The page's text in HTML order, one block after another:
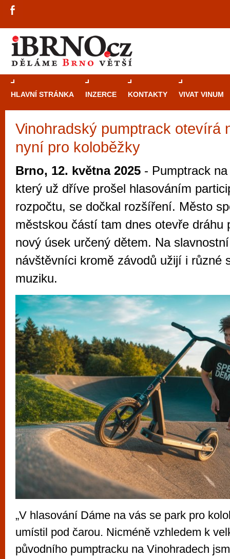
HLAVNÍ STRÁNKA INZERCE KONTAKTY VIVAT VINUM
Vinohradský pumptrack otevírá
nyní pro koloběžky
Brno, 12. května 2025 - Pumptrack
který už dříve prošel hlasováním
rozpočtu, se dočkal rozšíření. Město
městskou částí tam dnes otevře dráhu
nový úsek určený dětem. Na
návštěvníci kromě závodů užijí i různé
muziku.
„V hlasování Dáme na vás se park pro
umístil pod čarou. Nicméně vzhledem k
původního pumptracku na Vinohradech
Průvodce
Brno je
zajímavé
restaurace,
Mimo jiné je ale také místem, kde si
vyzkoušet různé kasinové hry. V
metropoli naleznete širokou nabídku her
po moderní automaty jak pro pravidelné
příležitostné hráče. V...